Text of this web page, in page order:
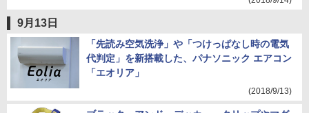
9月13日
「先読み空気洗浄」や「つけっぱなし時の電気
代判定」を新搭載した、パナソニック エアコン
「エオリア」
(2018/9/13)